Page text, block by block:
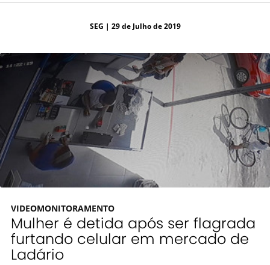
SEG | 29 de Julho de 2019
VIDEOMONITORAMENTO
Mulher é detida após ser flagrada
furtando celular em mercado de
Ladário